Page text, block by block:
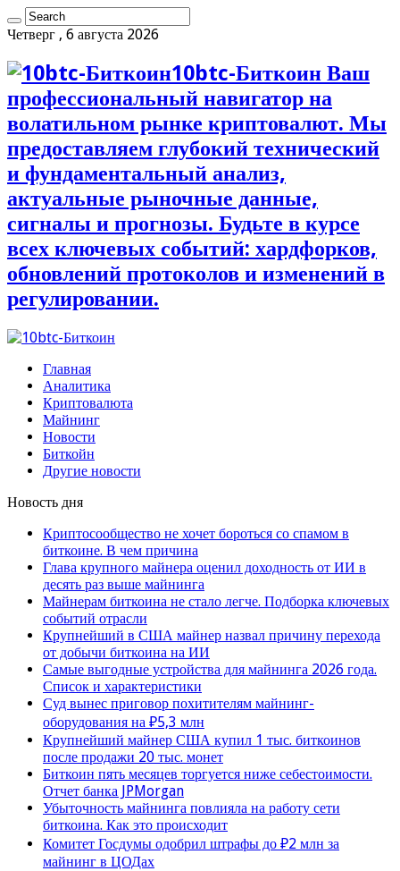
Четверг , 6 августа 2026
10btc-Биткоин Ваш
профессиональный навигатор на
волатильном рынке криптовалют. Мы
предоставляем глубокий технический
и фундаментальный анализ,
актуальные рыночные данные,
сигналы и прогнозы. Будьте в курсе
всех ключевых событий: хардфорков,
обновлений протоколов и изменений в
регулировании.
Главная
Аналитика
Криптовалюта
Майнинг
Новости
Биткойн
Другие новости
Новость дня
Криптосообщество не хочет бороться со спамом в
биткоине. В чем причина
Глава крупного майнера оценил доходность от ИИ в
десять раз выше майнинга
Майнерам биткоина не стало легче. Подборка ключевых
событий отрасли
Крупнейший в США майнер назвал причину перехода
от добычи биткоина на ИИ
Самые выгодные устройства для майнинга 2026 года.
Список и характеристики
Суд вынес приговор похитителям майнинг-
оборудования на ₽5,3 млн
Крупнейший майнер США купил 1 тыс. биткоинов
после продажи 20 тыс. монет
Биткоин пять месяцев торгуется ниже себестоимости.
Отчет банка JPMorgan
Убыточность майнинга повлияла на работу сети
биткоина. Как это происходит
Комитет Госдумы одобрил штрафы до ₽2 млн за
майнинг в ЦОДах